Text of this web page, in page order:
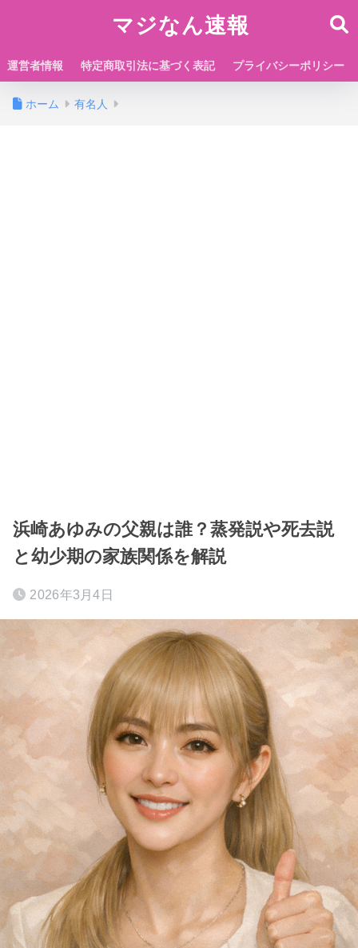
マジなん速報
運営者情報 特定商取引法に基づく表記 プライバシーポリシー
ホーム 有名人
浜崎あゆみの父親は誰？蒸発説や死去説
と幼少期の家族関係を解説
2026年3月4日